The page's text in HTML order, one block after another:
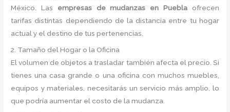
México. Las empresas de mudanzas en Puebla ofrecen
tarifas distintas dependiendo de la distancia entre tu hogar
actual y el destino de tus pertenencias.
2. Tamaño del Hogar o la Oficina
El volumen de objetos a trasladar también afecta el precio. Si
tienes una casa grande o una oficina con muchos muebles,
equipos y materiales, necesitarás un servicio más amplio, lo
que podría aumentar el costo de la mudanza.